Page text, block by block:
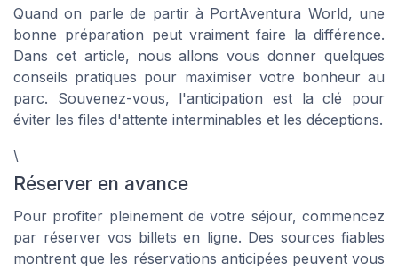
Quand on parle de partir à PortAventura World, une
bonne préparation peut vraiment faire la différence.
Dans cet article, nous allons vous donner quelques
conseils pratiques pour maximiser votre bonheur au
parc. Souvenez-vous, l'anticipation est la clé pour
éviter les files d'attente interminables et les déceptions.
\
Réserver en avance
Pour profiter pleinement de votre séjour, commencez
par réserver vos billets en ligne. Des sources fiables
montrent que les réservations anticipées peuvent vous